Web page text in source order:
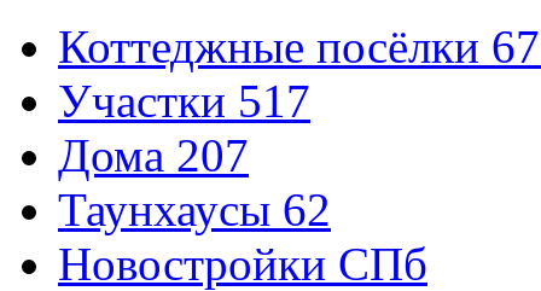
Коттеджные посёлки
Участки 517
Дома 207
Таунхаусы 62
Новостройки СПб